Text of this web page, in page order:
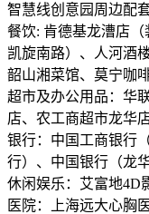
智慧线创意园周边配
餐饮: 肯德基龙漕店
凯旋南路）、人河酒
韶山湘菜馆、莫宁咖
超市及办公用品：华
店、农工商超市龙华
银行：中国工商银行
行）、中国银行（龙
休闲娱乐：艾富地4D
医院：上海远大心胸